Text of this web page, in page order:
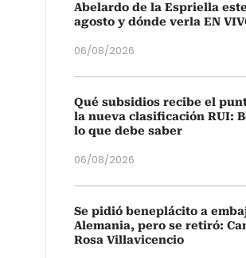
Abelardo de la Espriella
agosto y dónde verla EN
06/08/2026
Qué subsidios recibe el
la nueva clasificación RUI:
lo que debe saber
06/08/2026
Se pidió beneplácito a
Alemania, pero se retiró:
Rosa Villavicencio